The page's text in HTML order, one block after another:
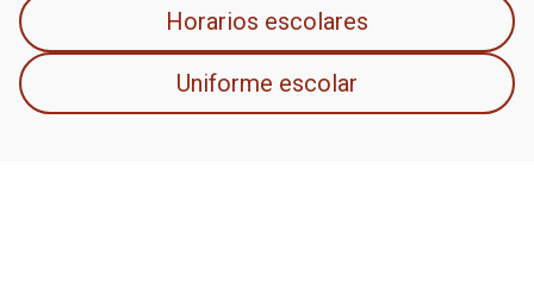
Horarios escolares
Uniforme escolar